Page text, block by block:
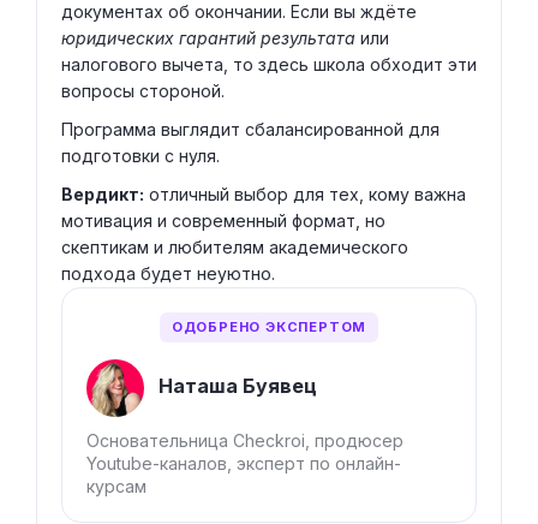
документах об окончании. Если вы ждёте
юридических гарантий результата или
налогового вычета, то здесь школа обходит эти
вопросы стороной.
Программа выглядит сбалансированной для
подготовки с нуля.
Вердикт: отличный выбор для тех, кому важна
мотивация и современный формат, но
скептикам и любителям академического
подхода будет неуютно.
ОДОБРЕНО ЭКСПЕРТОМ
Наташа Буявец
Основательница Checkroi, продюсер
Youtube-каналов, эксперт по онлайн-
курсам